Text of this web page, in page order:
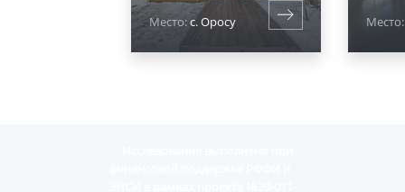
Место:с. Оросу